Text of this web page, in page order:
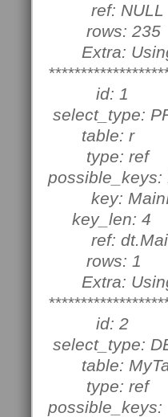
ref: NULL
rows: 235
Extra:
id: 1
select_type:
table: r
type: ref
possible_keys:
key:
key_len: 4
ref:
rows: 1
Extra:
id: 2
select_type:
table:
type: ref